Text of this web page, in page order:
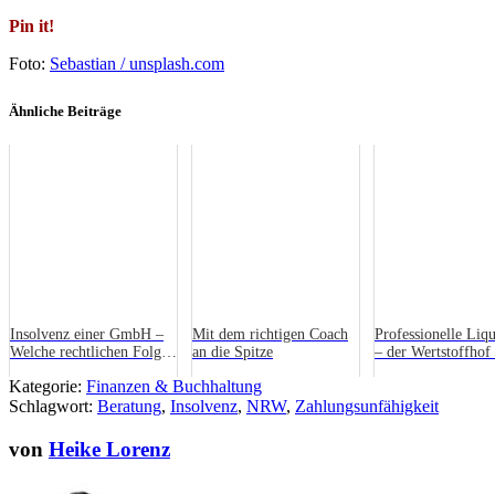
Pin it!
Foto: Sebastian / unsplash.com
Ähnliche Beiträge
Insolvenz einer GmbH –
Welche rechtlichen Folgen
GmbH-Geschäftsführer?
Mit dem richtigen Coach
an die Spitze
Professionelle
– der
Kategorie: Finanzen & Buchhaltung
Schlagwort: Beratung, Insolvenz, NRW, Zahlungsunfähigkeit
von Heike Lorenz